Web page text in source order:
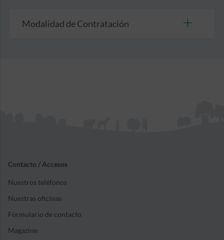
Modalidad de Contratación
Contacto / Accesos
Nuestros teléfonos
Nuestras oficinas
Formulario de contacto
Magazine